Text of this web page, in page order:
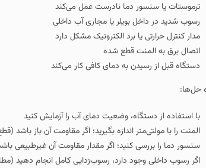
ترموستات یا سنسور دما نادرست عمل می‌کند
رسوب شدید در داخل بویلر یا مجاری آب داخلی
مدار کنترل حرارتی یا برد الکترونیک مشکل دارد
اتصال برق به المنت قطع شده
دستگاه قبل از رسیدن به دمای کافی کار می‌کند
حل‌ها:
با استفاده از دستگاه، وضعیت دمای آب را آزمایش کنید
المنت را با مولتی‌متر اندازه بگیرید؛ اگر مقاومت آن باز
سنسور دما را بررسی کنید؛ اگر مقدار مقاومت آن غیرطبیعی
اگر رسوب داخلی وجود دارد، رسوب‌زدایی کامل انجام دهید